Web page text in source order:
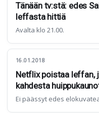
Tänään tv:stä: edes
leffasta hittiä
Avalta klo 21.00.
16.01.2018
Netflix poistaa leffan,
kahdesta
Ei päässyt edes